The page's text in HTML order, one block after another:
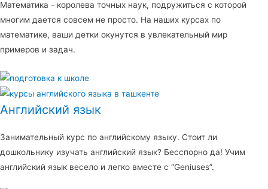
Математика - королева точных наук, подружиться с которой
многим дается совсем не просто. На наших курсах по
математике, ваши детки окунутся в увлекательный мир
примеров и задач.
Английский язык
Занимательный курс по английскому языку. Стоит ли
дошкольнику изучать английский язык? Бесспорно да! Учим
английский язык весело и легко вместе с “Geniuses”.